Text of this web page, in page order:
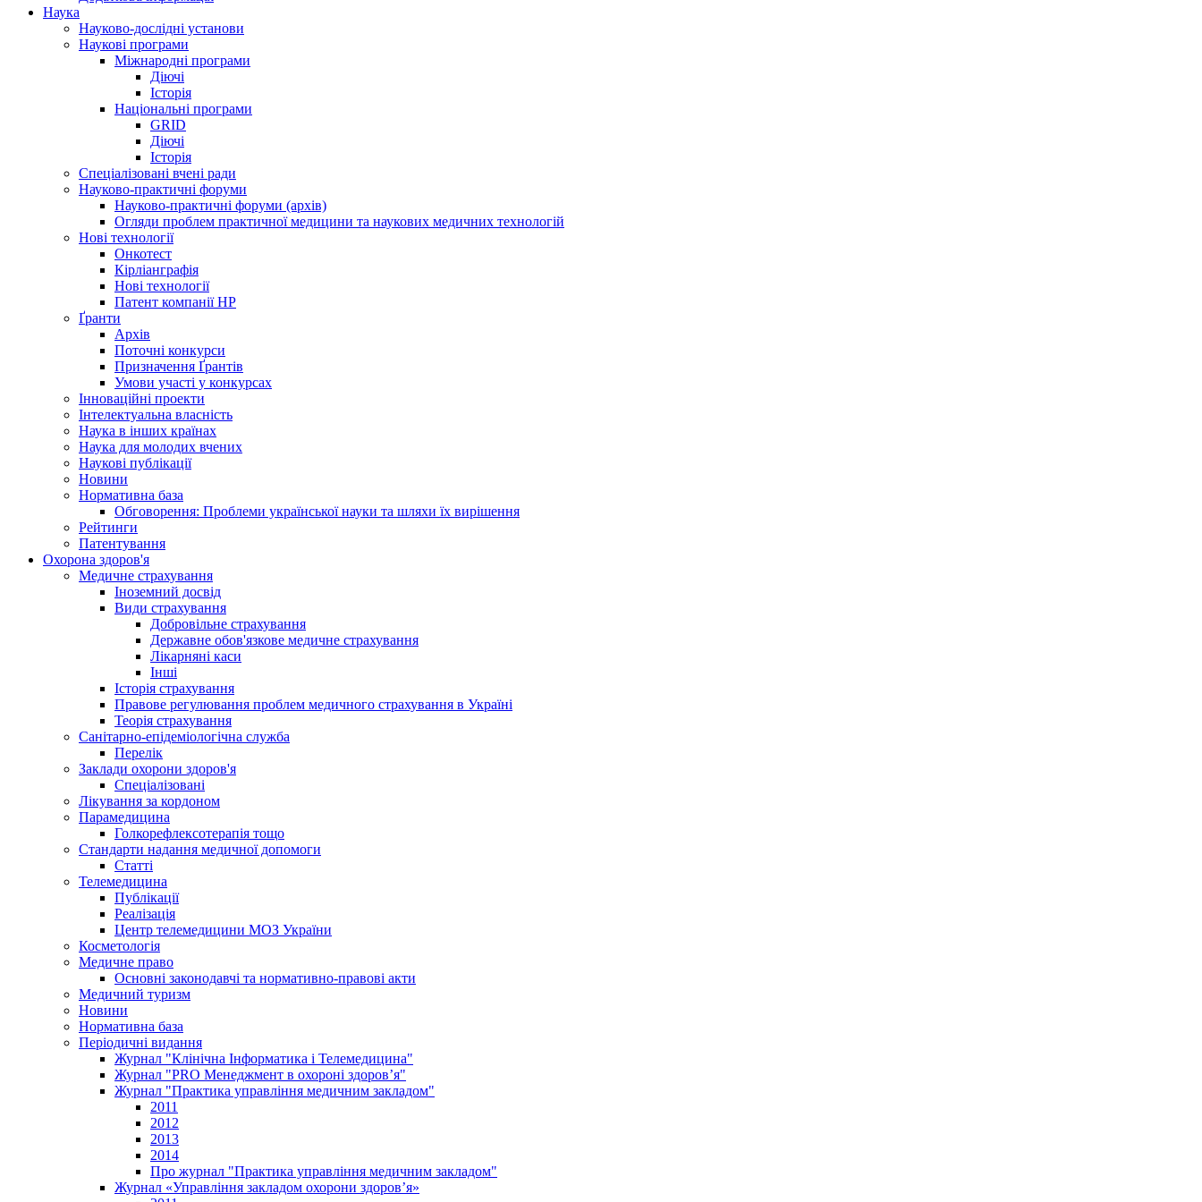
Наука
Науково-дослідні установи
Наукові програми
Міжнародні програми
Діючі
Історія
Національні програми
GRID
Діючі
Історія
Спеціалізовані вчені ради
Науково-практичні форуми
Науково-практичні форуми (архів)
Огляди проблем практичної медицини та наукових медичних технологій
Нові технології
Онкотест
Кірліанграфія
Нові технології
Патент компанії HP
Ґранти
Архів
Поточні конкурси
Призначення Ґрантів
Умови участі у конкурсах
Інноваційні проекти
Інтелектуальна власність
Наука в інших країнах
Наука для молодих вчених
Наукові публікації
Новини
Нормативна база
Обговорення: Проблеми української науки та шляхи їх вирішення
Рейтинги
Патентування
Охорона здоров'я
Медичне страхування
Іноземний досвід
Види страхування
Добровільне страхування
Державне обов'язкове медичне страхування
Лікарняні каси
Інші
Історія страхування
Правове регулювання проблем медичного страхування в Україні
Теорія страхування
Санітарно-епідеміологічна служба
Перелік
Заклади охорони здоров'я
Спеціалізовані
Лікування за кордоном
Парамедицина
Голкорефлексотерапія тощо
Стандарти надання медичної допомоги
Статті
Телемедицина
Публікації
Реалізація
Центр телемедицини МОЗ України
Косметологія
Медичне право
Основні законодавчі та нормативно-правові акти
Медичний туризм
Новини
Нормативна база
Періодичні видання
Журнал "Клінічна Інформатика і Телемедицина"
Журнал "PRO Менеджмент в охороні здоров’я"
Журнал "Практика управління медичним закладом"
2011
2012
2013
2014
Про журнал "Практика управління медичним закладом"
Журнал «Управління закладом охорони здоров’я»